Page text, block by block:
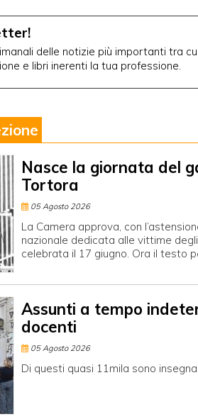
delle notizie più importanti tra
e libri inerenti la tua professione.
Nasce la giornata del
Tortora
05 Agosto 2026
La Camera approva, con
nazionale dedicata alle vittime
celebrata il 17 giugno. Ora il testo
Assunti a tempo
docenti
05 Agosto 2026
Di questi quasi 11mila sono